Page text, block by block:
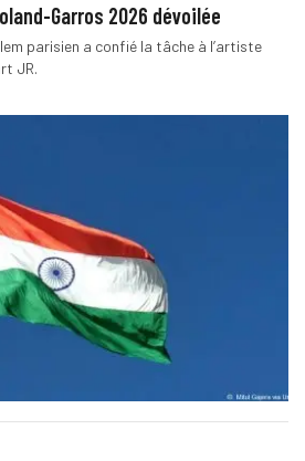
Garros 2026 dévoilée
parisien a confié la tâche à l’artiste
JR.